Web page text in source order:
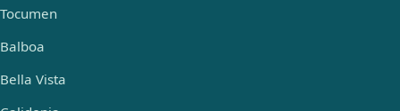
Tocumen
Balboa
Bella Vista